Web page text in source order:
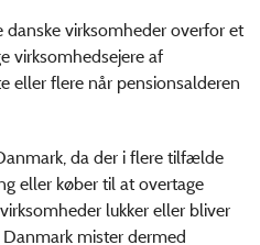
virksomheder overfor et
virksomhedsejere af
eller flere når pensionsalderen
da der i flere tilfælde
eller køber til at overtage
lukker eller bliver
mister dermed